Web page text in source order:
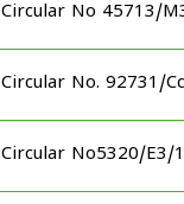
Circular No 45713/
Circular No. 92731/
Circular No5320/E3/